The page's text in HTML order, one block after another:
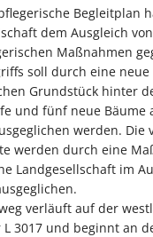
Begleitplan
dem Ausgleich von
Maßnahmen
soll durch eine
Grundstück hinter
und fünf neue Bäume
werden. Die
werden durch eine
Landgesellschaft im
verläuft auf der
3017 und beginnt an